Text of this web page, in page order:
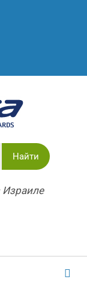
Найти
Израиле